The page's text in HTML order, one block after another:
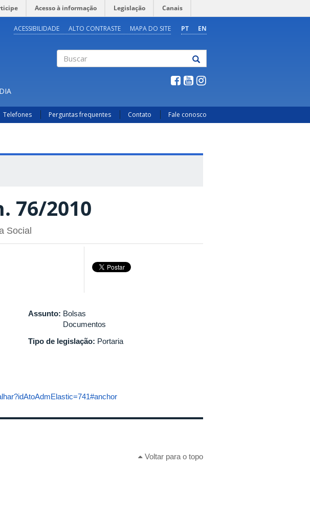
Acesso à informação Legislação Canais
PT EN
ACESSIBILIDADE ALTO CONTRASTE MAPA DO SITE
Telefones Perguntas frequentes Contato Fale conosco
76/2010
Social
Assunto: Bolsas
Documentos
Tipo de legislação: Portaria
Voltar para o topo